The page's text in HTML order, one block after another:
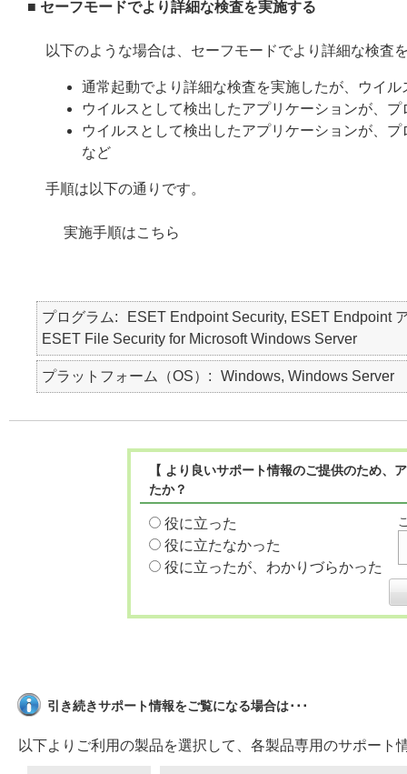
■ セーフモードでより詳細な検査を実施する
以下のような場合は、セーフモードでより詳細な検査
通常起動でより詳細な検査を実施したが、ウイ
ウイルスとして検出したアプリケーションが、
ウイルスとして検出したアプリケーションが、
など
手順は以下の通りです。
実施手順はこちら
プログラム
ESET Endpoint Security, ESET Endpoint
ESET File Security for Microsoft Windows Server
プラットフォーム（OS） Windows, Windows Server
【 より良いサポート情報のご提供のため
たか？
役に立った
役に立たなかった
役に立ったが、わかりづらかった
引き続きサポート情報をご覧になる場合は･･･
以下よりご利用の製品を選択して、各製品専用のサポート